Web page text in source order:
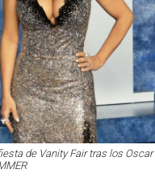
de Vanity Fair tras los Oscar